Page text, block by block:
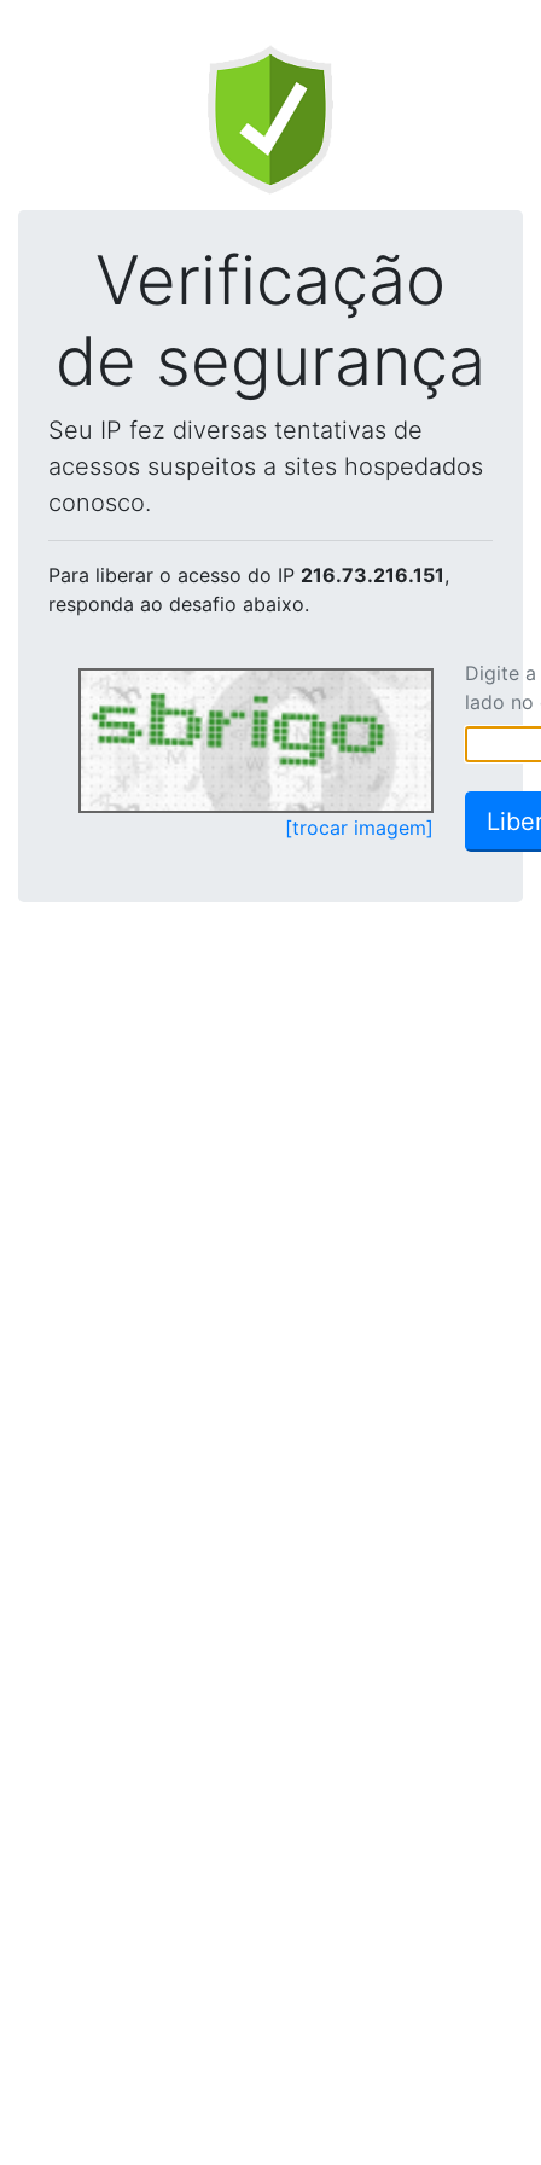
Verificação
de segurança
Seu IP fez diversas tentativas de
acessos suspeitos a sites hospedados
conosco.
Para liberar o acesso do IP 216.73.216.151,
responda ao desafio abaixo.
[trocar imagem]
Digite
lado no